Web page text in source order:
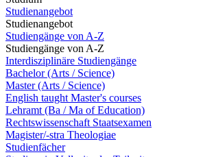
Studienangebot
Studienangebot
Studiengänge von A-Z
Studiengänge von A-Z
Interdisziplinäre Studiengänge
Bachelor (Arts / Science)
Master (Arts / Science)
English taught Master's courses
Lehramt (Ba / Ma of Education)
Rechtswissenschaft Staatsexamen
Magister/-stra Theologiae
Studienfächer